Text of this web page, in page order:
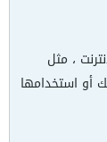
، مثل
أو استخدامها